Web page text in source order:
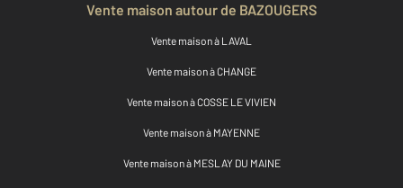
Vente maison autour de BAZOUGERS
Vente maison à LAVAL
Vente maison à CHANGE
Vente maison à COSSE LE VIVIEN
Vente maison à MAYENNE
Vente maison à MESLAY DU MAINE